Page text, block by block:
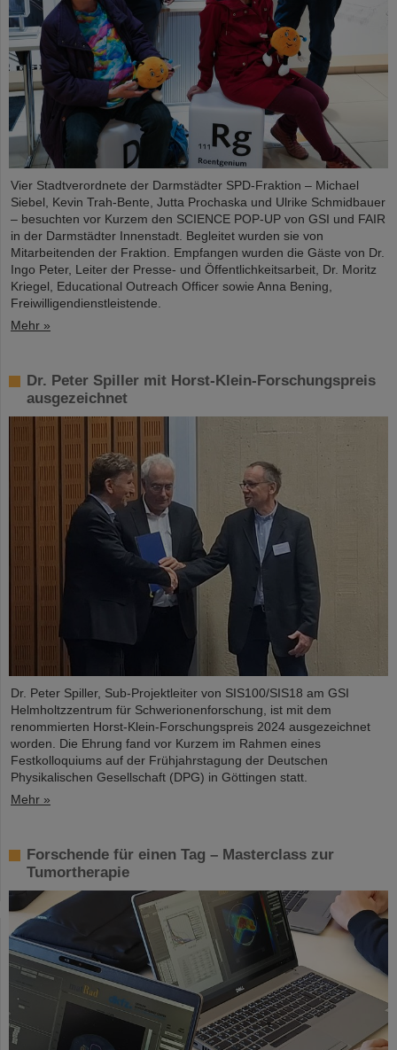
Vier Stadtverordnete der Darmstädter SPD-Fraktion – Michael
Siebel, Kevin Trah-Bente, Jutta Prochaska und Ulrike Schmidbauer
– besuchten vor Kurzem den SCIENCE POP-UP von GSI und FAIR
in der Darmstädter Innenstadt. Begleitet wurden sie von
Mitarbeitenden der Fraktion. Empfangen wurden die Gäste von Dr.
Ingo Peter, Leiter der Presse- und Öffentlichkeitsarbeit, Dr. Moritz
Kriegel, Educational Outreach Officer sowie Anna Bening,
Freiwilligendienstleistende.
Mehr »
Dr. Peter Spiller mit Horst-Klein-Forschungspreis
ausgezeichnet
Dr. Peter Spiller, Sub-Projektleiter von SIS100/SIS18 am GSI
Helmholtzzentrum für Schwerionenforschung, ist mit dem
renommierten Horst-Klein-Forschungspreis 2024 ausgezeichnet
worden. Die Ehrung fand vor Kurzem im Rahmen eines
Festkolloquiums auf der Frühjahrstagung der Deutschen
Physikalischen Gesellschaft (DPG) in Göttingen statt.
Mehr »
Forschende für einen Tag – Masterclass zur
Tumortherapie